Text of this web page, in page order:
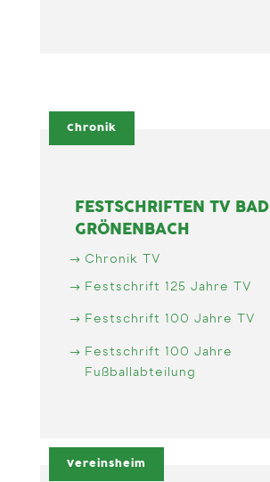
Chronik
FESTSCHRIFTEN TV BAD
GRÖNENBACH
Chronik TV
Festschrift 125 Jahre TV
Festschrift 100 Jahre TV
Festschrift 100 Jahre
Fußballabteilung
Vereinsheim